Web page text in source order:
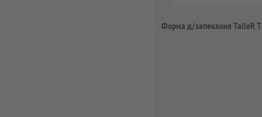
Форма д/запекания TalleR